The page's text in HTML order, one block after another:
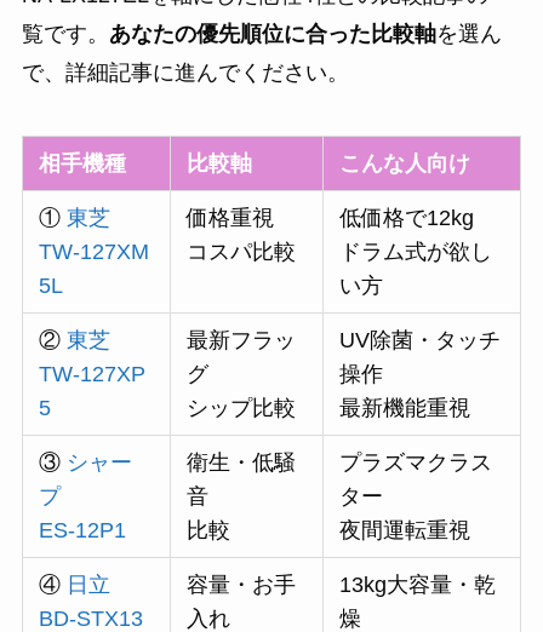
覧です。 あなたの優先順位に合った比較軸を選ん
で、詳細記事に進んでください。
相手機種 比較軸 こんな人向け
①東芝
TW-127XM
5L
価格重視
コスパ比較
低価格で12kg
ドラム式が欲し
い方
②東芝
TW-127XP
5
最新フラッ
グ
シップ比較
UV除菌・タッチ
操作
最新機能重視
③ シャー
プ
ES-12P1
衛生・低騒
音
比較
プラズマクラス
ター
夜間運転重視
④ 日立
BD-STX13
容量・お手
入れ
13kg大容量・乾
燥